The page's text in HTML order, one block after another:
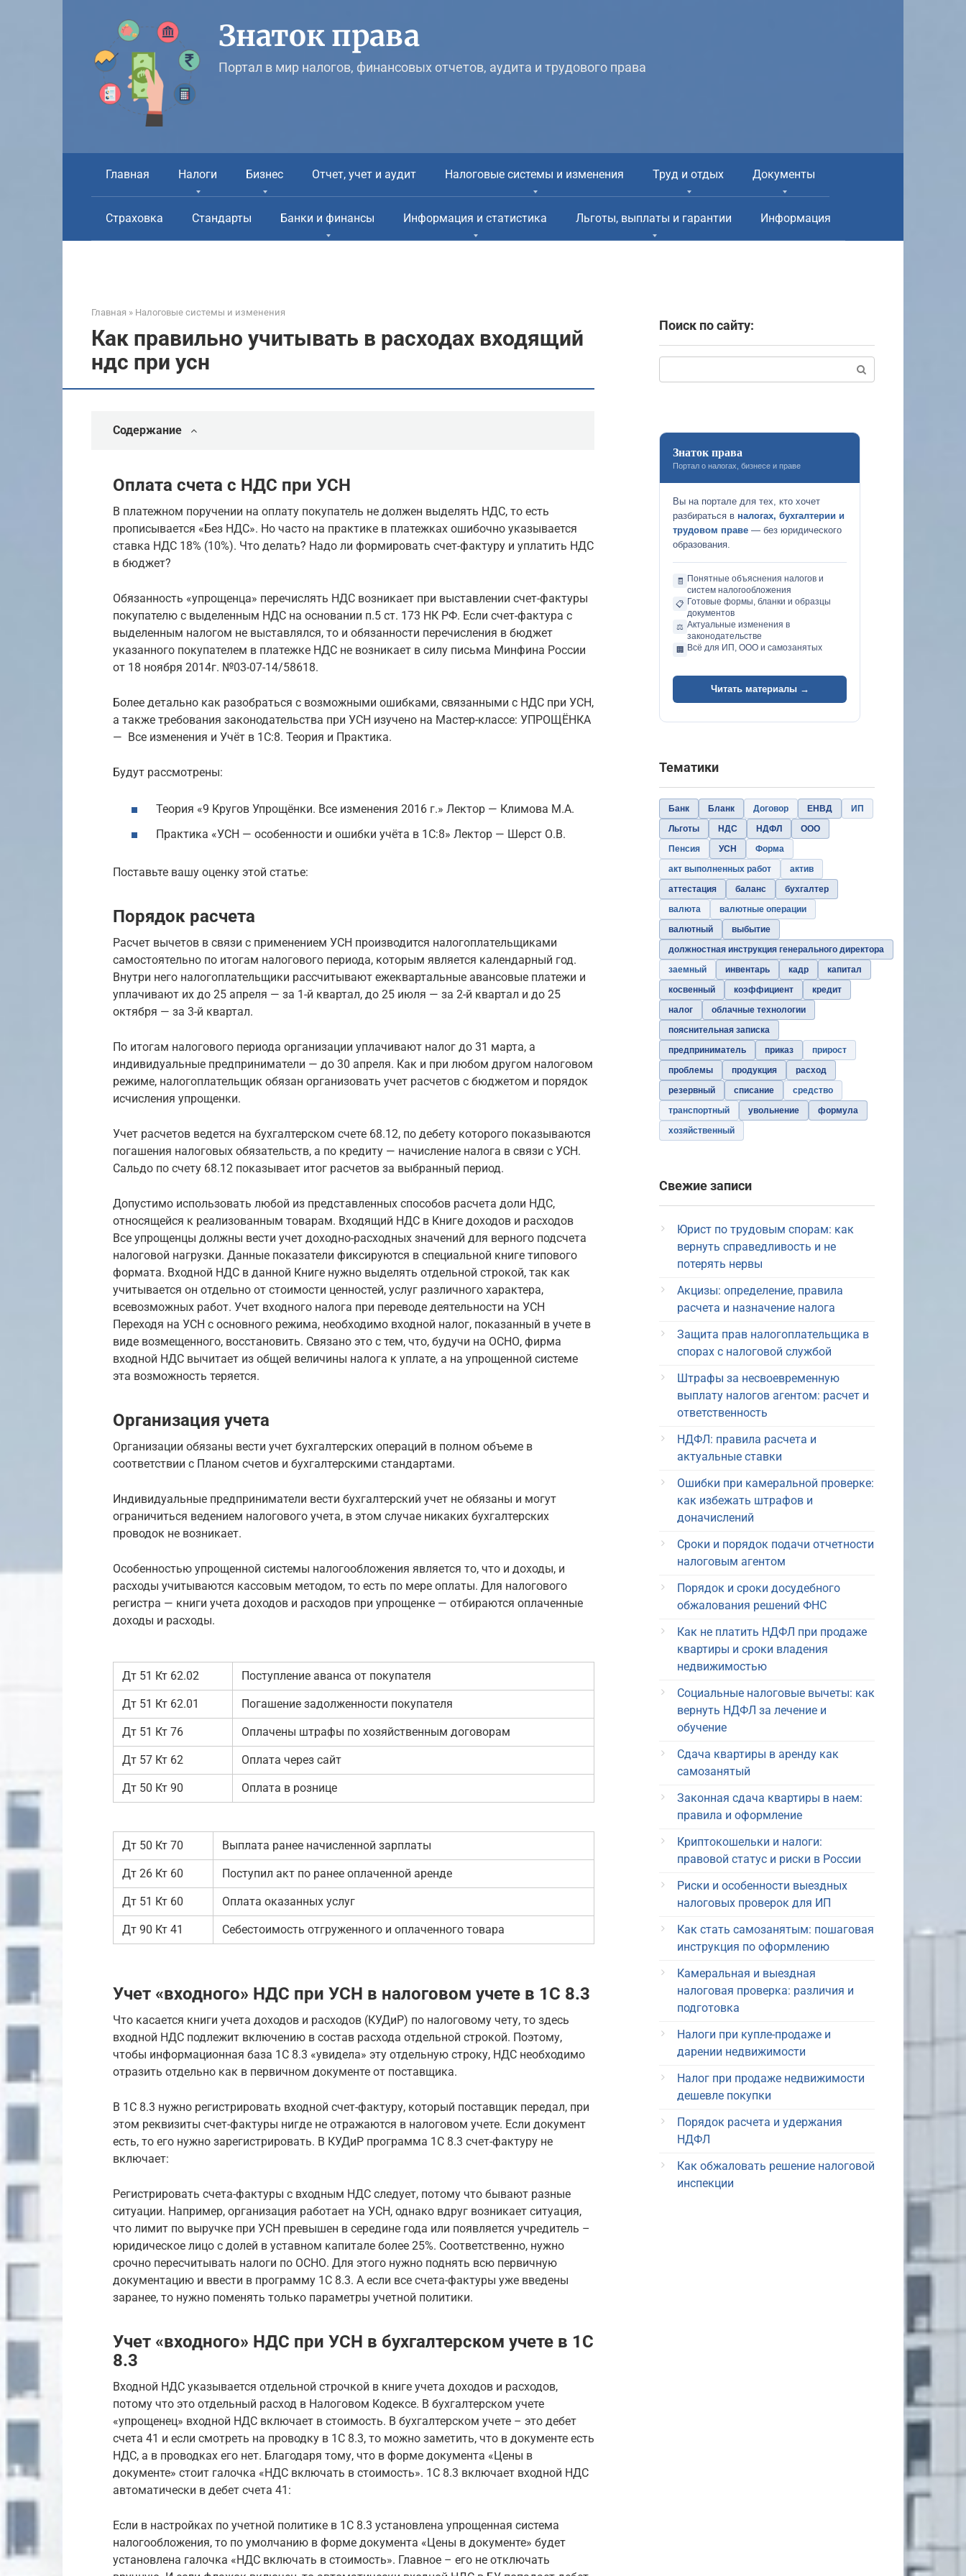
Знаток права
Портал в мир налогов, финансовых отчетов, аудита и трудового права
Главная Налоги Бизнес Отчет, учет и аудит Налоговые системы и изменения Труд и отдых Документы
Страховка Стандарты Банки и финансы Информация и статистика Льготы, выплаты и гарантии Информация
Главная » Налоговые системы и изменения
Как правильно учитывать в расходах входящий
ндс при усн
Содержание
Оплата счета с НДС при УСН
В платежном поручении на оплату покупатель не должен выделять НДС, то есть
прописывается «Без НДС». Но часто на практике в платежках ошибочно указывается
ставка НДС 18% (10%). Что делать? Надо ли формировать счет-фактуру и уплатить НДС
в бюджет?
Обязанность «упрощенца» перечислять НДС возникает при выставлении счет-фактуры
покупателю с выделенным НДС на основании п.5 ст. 173 НК РФ. Если счет-фактура с
выделенным налогом не выставлялся, то и обязанности перечисления в бюджет
указанного покупателем в платежке НДС не возникает в силу письма Минфина России
от 18 ноября 2014г. №03-07-14/58618.
Более детально как разобраться с возможными ошибками, связанными с НДС при УСН,
а также требования законодательства при УСН изучено на Мастер-классе: УПРОЩЁНКА
— Все изменения и Учёт в 1С:8. Теория и Практика.
Будут рассмотрены:
Теория «9 Кругов Упрощёнки. Все изменения 2016 г.» Лектор — Климова М.А.
Практика «УСН — особенности и ошибки учёта в 1С:8» Лектор — Шерст О.В.
Поставьте вашу оценку этой статье:
Порядок расчета
Расчет вычетов в связи с применением УСН производится налогоплательщиками
самостоятельно по итогам налогового периода, которым является календарный год.
Внутри него налогоплательщики рассчитывают ежеквартальные авансовые платежи и
уплачивают их до 25 апреля — за 1-й квартал, до 25 июля — за 2-й квартал и до 25
октября — за 3-й квартал.
По итогам налогового периода организации уплачивают налог до 31 марта, а
индивидуальные предприниматели — до 30 апреля. Как и при любом другом налоговом
режиме, налогоплательщик обязан организовать учет расчетов с бюджетом и порядок
исчисления упрощенки.
Учет расчетов ведется на бухгалтерском счете 68.12, по дебету которого показываются
погашения налоговых обязательств, а по кредиту — начисление налога в связи с УСН.
Сальдо по счету 68.12 показывает итог расчетов за выбранный период.
Допустимо использовать любой из представленных способов расчета доли НДС,
относящейся к реализованным товарам. Входящий НДС в Книге доходов и расходов
Все упрощенцы должны вести учет доходно-расходных значений для верного подсчета
налоговой нагрузки. Данные показатели фиксируются в специальной книге типового
формата. Входной НДС в данной Книге нужно выделять отдельной строкой, так как
учитывается он отдельно от стоимости ценностей, услуг различного характера,
всевозможных работ. Учет входного налога при переводе деятельности на УСН
Переходя на УСН с основного режима, необходимо входной налог, показанный в учете в
виде возмещенного, восстановить. Связано это с тем, что, будучи на ОСНО, фирма
входной НДС вычитает из общей величины налога к уплате, а на упрощенной системе
эта возможность теряется.
Организация учета
Организации обязаны вести учет бухгалтерских операций в полном объеме в
соответствии с Планом счетов и бухгалтерскими стандартами.
Индивидуальные предприниматели вести бухгалтерский учет не обязаны и могут
ограничиться ведением налогового учета, в этом случае никаких бухгалтерских
проводок не возникает.
Особенностью упрощенной системы налогообложения является то, что и доходы, и
расходы учитываются кассовым методом, то есть по мере оплаты. Для налогового
регистра — книги учета доходов и расходов при упрощенке — отбираются оплаченные
доходы и расходы.
Дт 51 Кт 62.02 Поступление аванса от покупателя
Дт 51 Кт 62.01 Погашение задолженности покупателя
Дт 51 Кт 76 Оплачены штрафы по хозяйственным договорам
Дт 57 Кт 62 Оплата через сайт
Дт 50 Кт 90 Оплата в рознице
Дт 50 Кт 70 Выплата ранее начисленной зарплаты
Дт 26 Кт 60 Поступил акт по ранее оплаченной аренде
Дт 51 Кт 60 Оплата оказанных услуг
Дт 90 Кт 41 Себестоимость отгруженного и оплаченного товара
Учет «входного» НДС при УСН в налоговом учете в 1С 8.3
Что касается книги учета доходов и расходов (КУДиР) по налоговому чету, то здесь
входной НДС подлежит включению в состав расхода отдельной строкой. Поэтому,
чтобы информационная база 1С 8.3 «увидела» эту отдельную строку, НДС необходимо
отразить отдельно как в первичном документе от поставщика.
В 1С 8.3 нужно регистрировать входной счет-фактуру, который поставщик передал, при
этом реквизиты счет-фактуры нигде не отражаются в налоговом учете. Если документ
есть, то его нужно зарегистрировать. В КУДиР программа 1С 8.3 счет-фактуру не
включает:
Регистрировать счета-фактуры с входным НДС следует, потому что бывают разные
ситуации. Например, организация работает на УСН, однако вдруг возникает ситуация,
что лимит по выручке при УСН превышен в середине года или появляется учредитель –
юридическое лицо с долей в уставном капитале более 25%. Соответственно, нужно
срочно пересчитывать налоги по ОСНО. Для этого нужно поднять всю первичную
документацию и ввести в программу 1С 8.3. А если все счета-фактуры уже введены
заранее, то нужно поменять только параметры учетной политики.
Учет «входного» НДС при УСН в бухгалтерском учете в 1С
8.3
Входной НДС указывается отдельной строчкой в книге учета доходов и расходов,
потому что это отдельный расход в Налоговом Кодексе. В бухгалтерском учете
«упрощенец» входной НДС включает в стоимость. В бухгалтерском учете – это дебет
счета 41 и если смотреть на проводку в 1С 8.3, то можно заметить, что в документе есть
НДС, а в проводках его нет. Благодаря тому, что в форме документа «Цены в
документе» стоит галочка «НДС включать в стоимость». 1С 8.3 включает входной НДС
автоматически в дебет счета 41:
Если в настройках по учетной политике в 1С 8.3 установлена упрощенная система
налогообложения, то по умолчанию в форме документа «Цены в документе» будет
установлена галочка «НДС включать в стоимость». Главное – его не отключать
Поиск по сайту:
Знаток права
Портал о налогах, бизнесе и праве
Вы на портале для тех, кто хочет
разбираться в налогах, бухгалтерии и
трудовом праве — без юридического
образования.
🧾
Понятные объяснения налогов и
систем налогообложения
📋 Готовые формы, бланки и образцы
документов
⚖️ Актуальные изменения в
законодательстве
🏢 Всё для ИП, ООО и самозанятых
Читать материалы →
Тематики
Банк Бланк Договор ЕНВД
ИП
Льготы
НДС НДФЛ
ООО
Пенсия
УСН
Форма
акт выполненных работ
актив
аттестация
баланс
бухгалтер
валюта
валютные операции
валютный
выбытие
должностная инструкция генерального директора
заемный
инвентарь кадр
капитал
косвенный
коэффициент
кредит
налог
облачные технологии
пояснительная записка
предприниматель
приказ
прирост
проблемы
продукция
расход
резервный
списание
средство
транспортный
увольнение
формула
хозяйственный
Свежие записи
Юрист по трудовым спорам: как
вернуть справедливость и не
потерять нервы
Акцизы: определение, правила
расчета и назначение налога
Защита прав налогоплательщика в
спорах с налоговой службой
Штрафы за несвоевременную
выплату налогов агентом: расчет и
ответственность
НДФЛ: правила расчета и
актуальные ставки
Ошибки при камеральной проверке:
как избежать штрафов и
доначислений
Сроки и порядок подачи отчетности
налоговым агентом
Порядок и сроки досудебного
обжалования решений ФНС
Как не платить НДФЛ при продаже
квартиры и сроки владения
недвижимостью
Социальные налоговые вычеты: как
вернуть НДФЛ за лечение и
обучение
Сдача квартиры в аренду как
самозанятый
Законная сдача квартиры в наем:
правила и оформление
Криптокошельки и налоги:
правовой статус и риски в России
Риски и особенности выездных
налоговых проверок для ИП
Как стать самозанятым: пошаговая
инструкция по оформлению
Камеральная и выездная
налоговая проверка: различия и
подготовка
Налоги при купле-продаже и
дарении недвижимости
Налог при продаже недвижимости
дешевле покупки
Порядок расчета и удержания
НДФЛ
Как обжаловать решение налоговой
инспекции